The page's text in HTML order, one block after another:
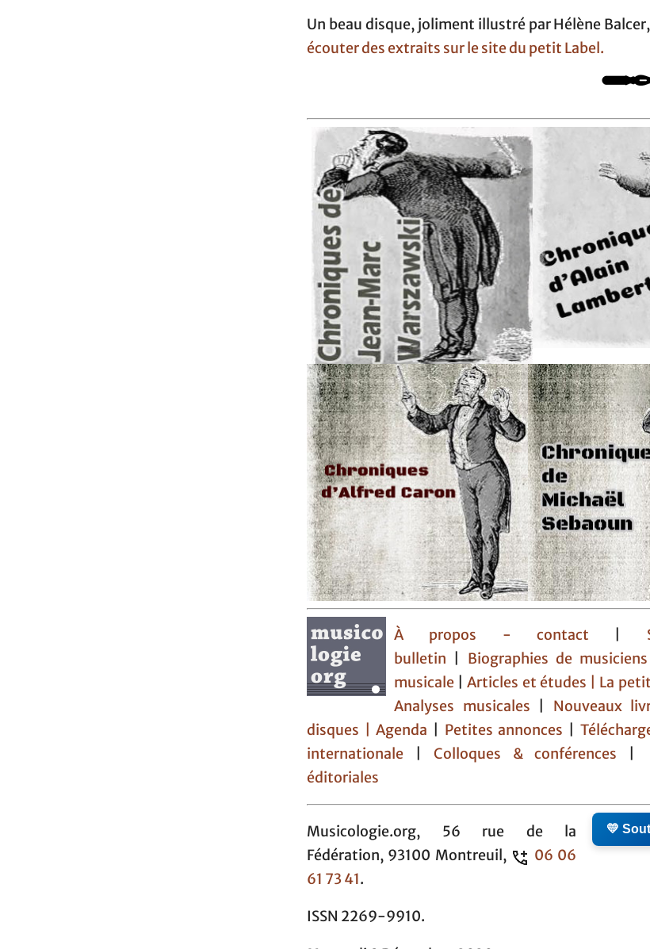
Un beau disque, joliment illustré par Hélène Balcer,
écouter des extraits sur le site du petit Label.
À propos - contact
bulletin
Biographies de musiciens
musicale |Articles et études | La
Analyses musicales
Nouveaux
disques |Agenda Petites annonces
internationale
Colloques & conférences
éditoriales
💛
Musicologie.org, 56 rue de la
Fédération, 93100 Montreuil,
06 06
61 73 41.
ISSN 2269-9910.